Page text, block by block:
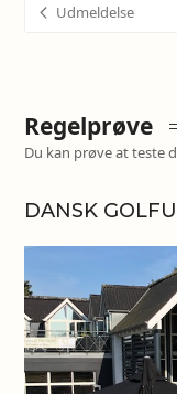
Udmeldelse
Regelprøve
Du kan prøve at teste
DANSK